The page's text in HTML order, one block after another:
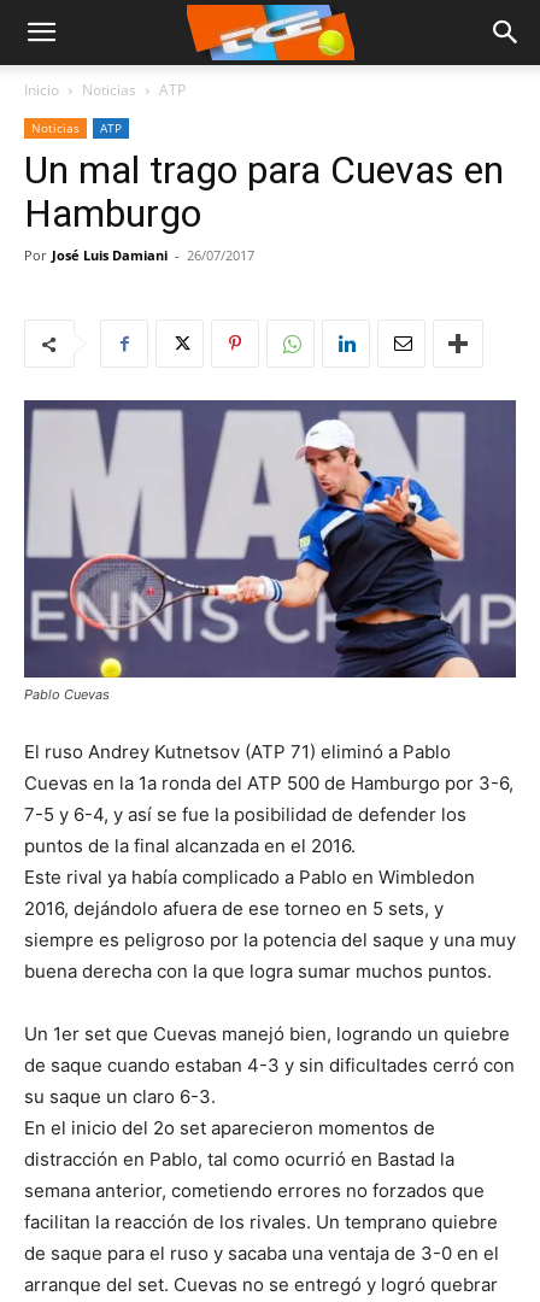
Inicio Noticias ATP
Noticias ATP
Un mal trago para Cuevas en
Hamburgo
Por José Luis Damiani - 26/07/2017
Pablo Cuevas
El ruso Andrey Kutnetsov (ATP 71) eliminó a Pablo
Cuevas en la 1a ronda del ATP 500 de Hamburgo por 3-6,
7-5 y 6-4, y así se fue la posibilidad de defender los
puntos de la final alcanzada en el 2016.
Este rival ya había complicado a Pablo en Wimbledon
2016, dejándolo afuera de ese torneo en 5 sets, y
siempre es peligroso por la potencia del saque y una muy
buena derecha con la que logra sumar muchos puntos.
Un 1er set que Cuevas manejó bien, logrando un quiebre
de saque cuando estaban 4-3 y sin dificultades cerró con
su saque un claro 6-3.
En el inicio del 2o set aparecieron momentos de
distracción en Pablo, tal como ocurrió en Bastad la
semana anterior, cometiendo errores no forzados que
facilitan la reacción de los rivales. Un temprano quiebre
de saque para el ruso y sacaba una ventaja de 3-0 en el
arranque del set. Cuevas no se entregó y logró quebrar